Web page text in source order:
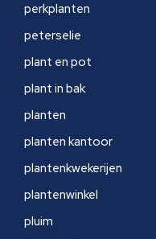
perkplanten
peterselie
plant en pot
plant in bak
planten
planten kantoor
plantenkwekerijen
plantenwinkel
pluim